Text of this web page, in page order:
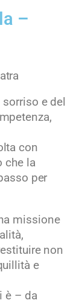
–
e del
con
che la
per
missione
non
e
è – da